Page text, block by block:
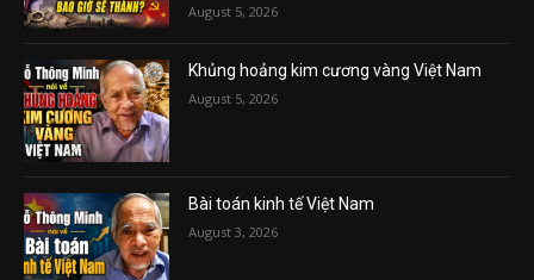
August 5, 2026
Khủng hoảng kim cương vàng Việt Nam
August 5, 2026
Bài toán kinh tế Việt Nam
August 3, 2026